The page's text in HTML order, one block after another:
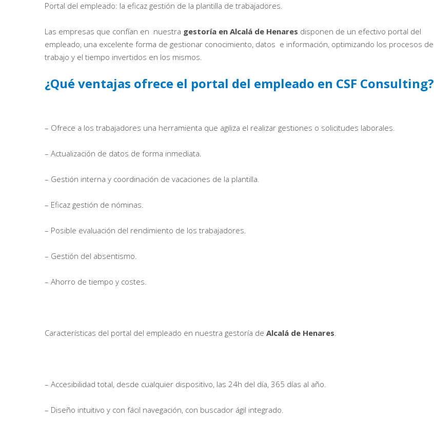
Portal del empleado: la eficaz gestión de la plantilla de trabajadores.
Las empresas que confían en nuestra gestoría en Alcalá de Henares disponen de un efectivo portal del
empleado, una excelente forma de gestionar conocimiento, datos e información, optimizando los procesos de
trabajo y el tiempo invertidos en los mismos.
¿Qué ventajas ofrece el portal del empleado en CSF Consulting?
– Ofrece a los trabajadores una herramienta que agiliza el realizar gestiones o solicitudes laborales.
– Actualización de datos de forma inmediata.
– Gestión interna y coordinación de vacaciones de la plantilla.
– Eficaz gestión de nóminas.
– Posible evaluación del rendimiento de los trabajadores.
– Gestión del absentismo.
– Ahorro de tiempo y costes.
Características del portal del empleado en nuestra gestoría de Alcalá de Henares.
– Accesibilidad total, desde cualquier dispositivo, las 24h del día, 365 días al año.
– Diseño intuitivo y con fácil navegación, con buscador ágil integrado.